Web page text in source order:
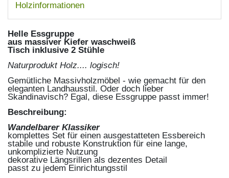
Holzinformationen
Helle Essgruppe
aus massiver Kiefer waschweiß
Tisch inklusive 2 Stühle
Naturprodukt Holz.... logisch!
Gemütliche Massivholzmöbel - wie gemacht für den
eleganten Landhausstil. Oder doch lieber
Skandinavisch? Egal, diese Essgruppe passt immer!
Beschreibung:
Wandelbarer Klassiker
komplettes Set für einen ausgestatteten Essbereich
stabile und robuste Konstruktion für eine lange,
unkomplizierte Nutzung
dekorative Längsrillen als dezentes Detail
passt zu jedem Einrichtungsstil